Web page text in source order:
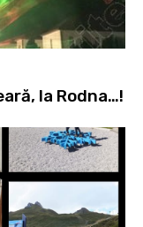
la Rodna…!